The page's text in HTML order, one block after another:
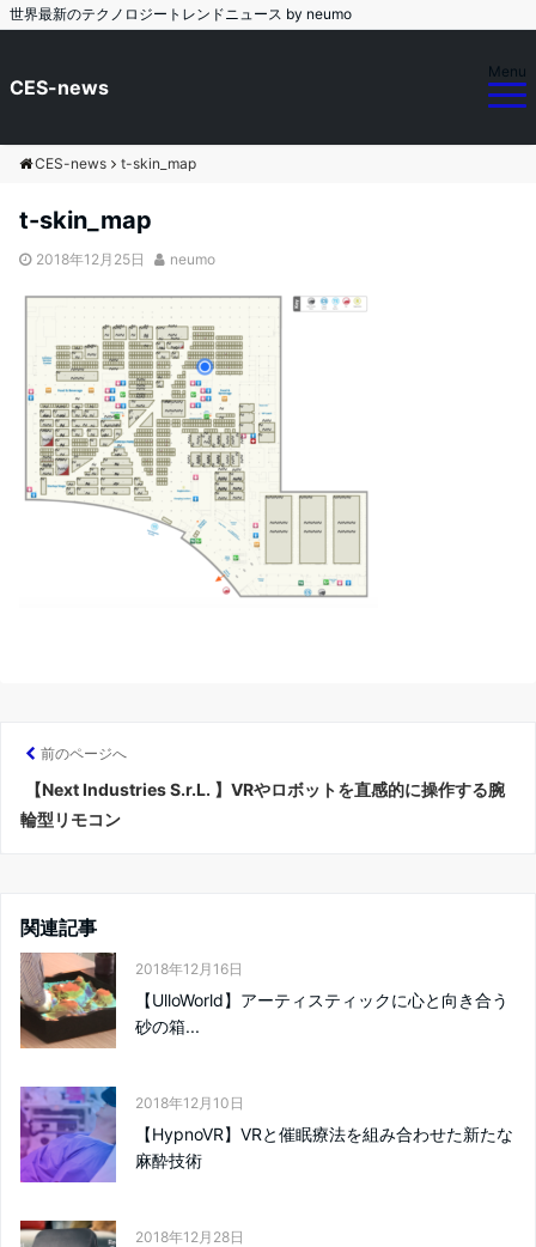
世界最新のテクノロジートレンドニュース by neumo
CES-news
Menu
CES-news t-skin_map
t-skin_map
2018年12月25日 neumo
前のページへ
【Next Industries S.r.L. 】VRやロボットを直感的に操作する腕
輪型リモコン
関連記事
2018年12月16日
【UlloWorld】アーティスティックに心と向き合う
砂の箱...
2018年12月10日
【HypnoVR】VRと催眠療法を組み合わせた新たな
麻酔技術
2018年12月28日